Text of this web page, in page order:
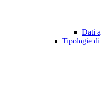
Dati
Tipologie di